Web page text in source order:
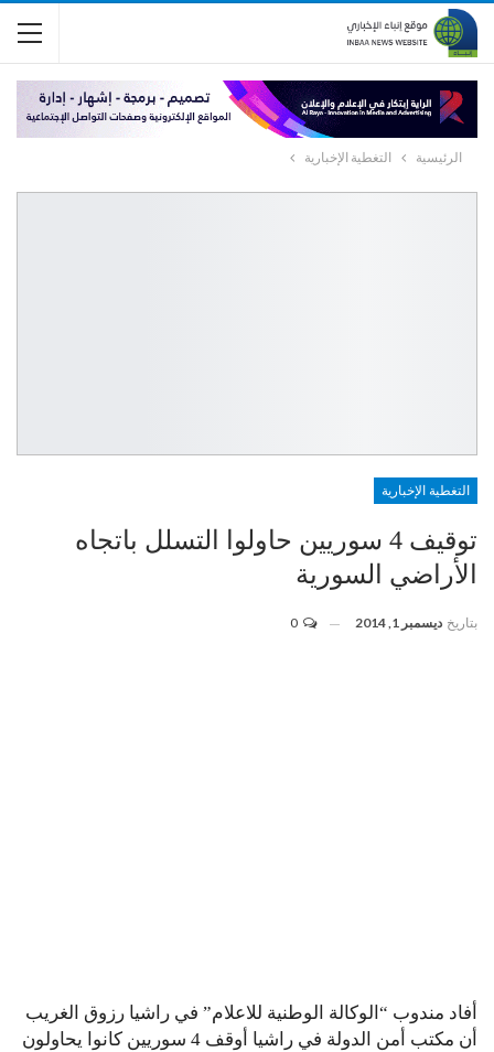
الرئيسية التغطية الإخبارية
التغطية الإخبارية
توقيف 4 سوريين حاولوا التسلل باتجاه
الأراضي السورية
بتاريخ ديسمبر 1, 2014
أفاد مندوب “الوكالة الوطنية للاعلام” في راشيا رزوق الغريب
أن مكتب أمن الدولة في راشيا أوقف 4 سوريين كانوا يحاولون